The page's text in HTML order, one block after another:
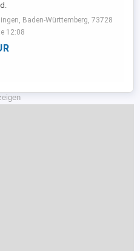
Baden-Württemberg, 73728
12:08